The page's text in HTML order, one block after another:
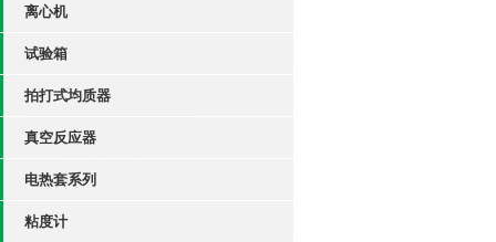
离心机
试验箱
拍打式均质器
真空反应器
电热套系列
粘度计